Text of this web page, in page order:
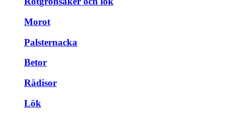
Morot
Palsternacka
Betor
Rädisor
Lök